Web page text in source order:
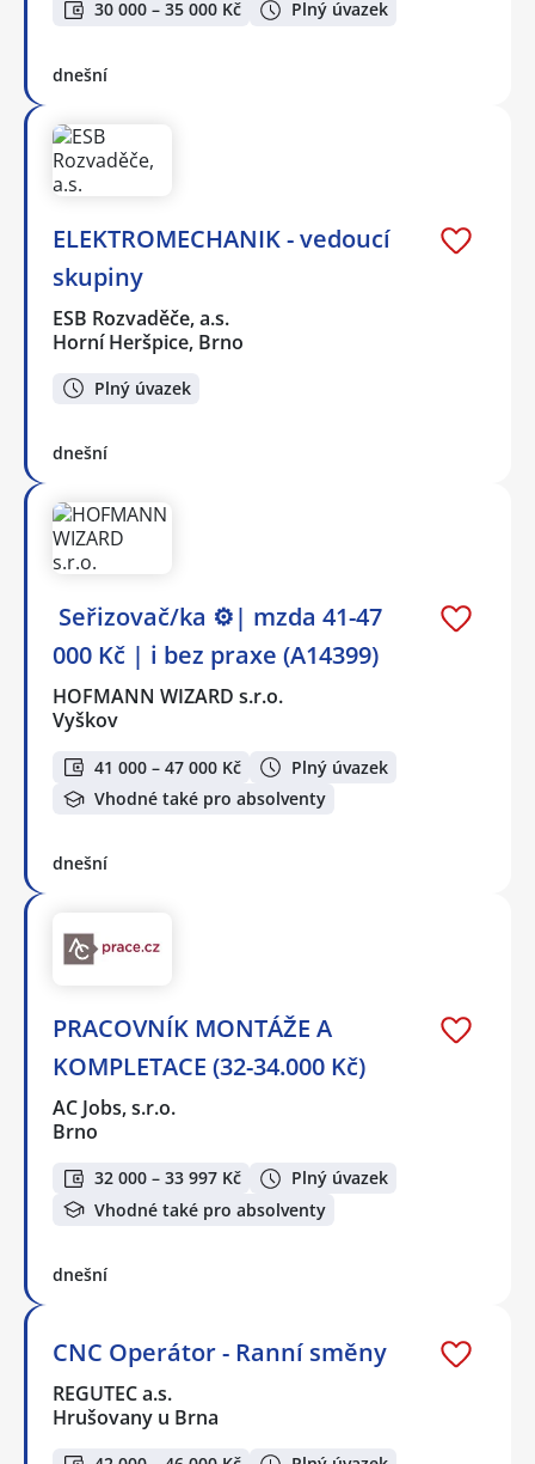
30 000 – 35 000 Kč Plný úvazek
dnešní
ELEKTROMECHANIK - vedoucí
skupiny
ESB Rozvaděče, a.s.
Horní Heršpice, Brno
Plný úvazek
dnešní
️ Seřizovač/ka ⚙️| mzda 41-47
000 Kč | i bez praxe (A14399)
HOFMANN WIZARD s.r.o.
Vyškov
41 000 – 47 000 Kč
Plný úvazek
Vhodné také pro absolventy
dnešní
PRACOVNÍK MONTÁŽE A
KOMPLETACE (32-34.000 Kč)
AC Jobs, s.r.o.
Brno
32 000 – 33 997 Kč
Plný úvazek
Vhodné také pro absolventy
dnešní
CNC Operátor - Ranní směny
REGUTEC a.s.
Hrušovany u Brna